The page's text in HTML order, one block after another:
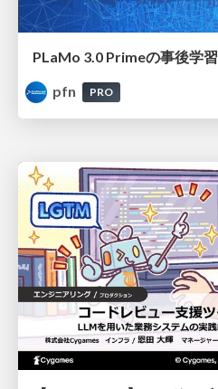
PLaMo 3.0 Primeの事後学習
pfn
PRO